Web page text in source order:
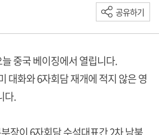
공유하기
중국 베이징에서 열립니다.
대화와 6자회담 재개에 적지 않은 영
다.
장이 6자회담 수석대표간 2차 남북